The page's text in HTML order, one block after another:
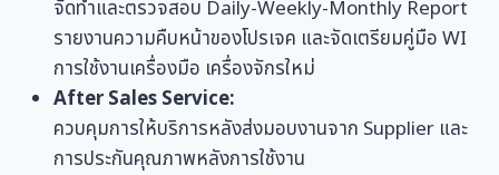
จัดทำและตรวจสอบ Daily-Weekly-Monthly Report
รายงานความคืบหน้าของโปรเจค และจัดเตรียมคู่มือ WI
การใช้งานเครื่องมือ เครื่องจักรใหม่
After Sales Service:
ควบคุมการให้บริการหลังส่งมอบงานจาก Supplier และ
การประกันคุณภาพหลังการใช้งาน